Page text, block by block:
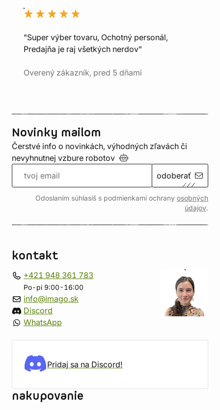
"Super výber tovaru, Ochotný personál,
Predajňa je raj všetkých nerdov"
Overený zákazník, pred 5 dňami
Novinky mailom
Čerstvé info o novinkách, výhodných zľavách či
nevyhnutnej vzbure robotov
odoberať
Odoslaním súhlasíš s podmienkami ochrany osobných
údajov.
kontakt
+421 948 361 783
Po-pi 9:00-16:00
info@imago.sk
Discord
WhatsApp
Pridaj sa na Discord!
nakupovanie